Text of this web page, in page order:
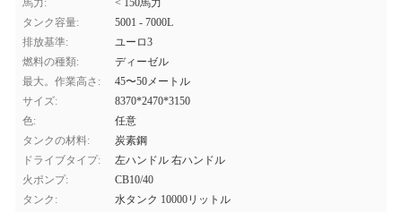
馬力:
< 150馬力
タンク容量:
5001 - 7000L
排放基準:
ユーロ3
燃料の種類:
ディーゼル
最大。作業高さ:
45〜50メートル
サイズ:
8370*2470*3150
色:
任意
タンクの材料:
炭素鋼
ドライブタイプ:
左ハンドル 右ハンドル
火ポンプ:
CB10/40
タンク:
水タンク 10000リットル